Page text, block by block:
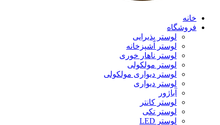
خانه
فروشگاه
لوستر پذیرایی
لوستر آشپزخانه
لوستر ناهار خوری
لوستر مولکولی
لوستر دیواری مولکولی
لوستر دیواری
آباژور
لوستر کانتر
لوستر تکی
لوستر LED